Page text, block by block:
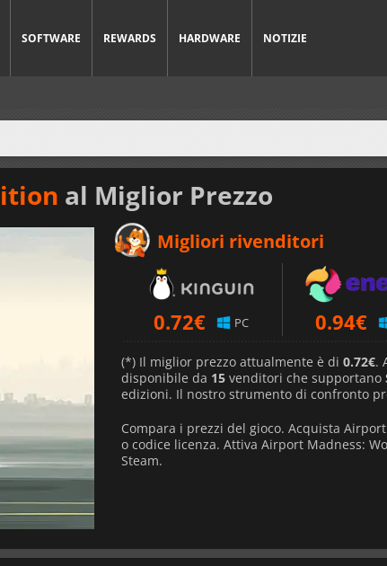
SOFTWARE REWARDS HARDWARE NOTIZIE
al Miglior Prezzo
Migliori rivenditori
0.72€ PC 0.94€
(*) Il miglior prezzo attualmente è di 0.72€.
disponibile da 15 venditori che supportano
edizioni. Il nostro strumento di confronto
Compara i prezzi del gioco. Acquista
o codice licenza. Attiva Airport Madness:
Steam.